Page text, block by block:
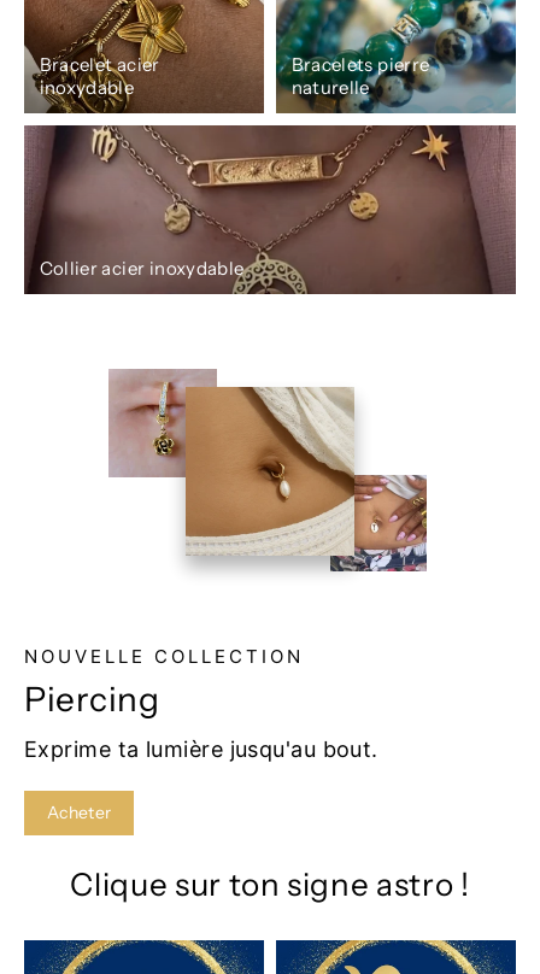
Bracelet acier
inoxydable
Bracelets pierre
naturelle
Collier acier inoxydable
NOUVELLE COLLECTION
Piercing
Exprime ta lumière jusqu'au bout.
Acheter
Clique sur ton signe astro !